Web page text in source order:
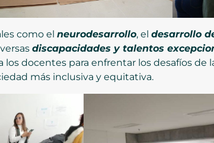
como el neurodesarrollo, el desarrollo
discapacidades y talentos
los docentes para enfrentar los desafíos de
más inclusiva y equitativa.